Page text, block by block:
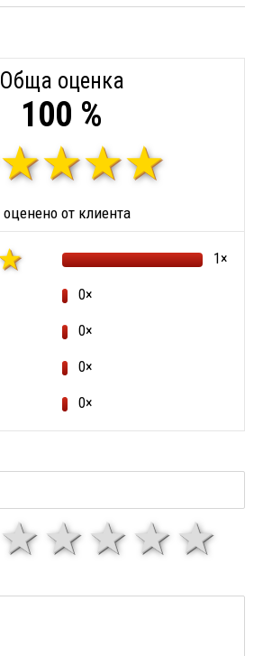
Обща оценка
100 %
оценено от клиента
1×
0×
0×
0×
0×
4
3
звезди
1 звезда